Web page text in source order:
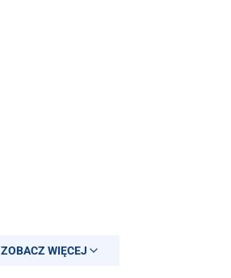
ZOBACZ WIĘCEJ